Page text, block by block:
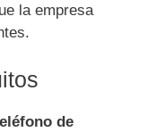
la empresa
de